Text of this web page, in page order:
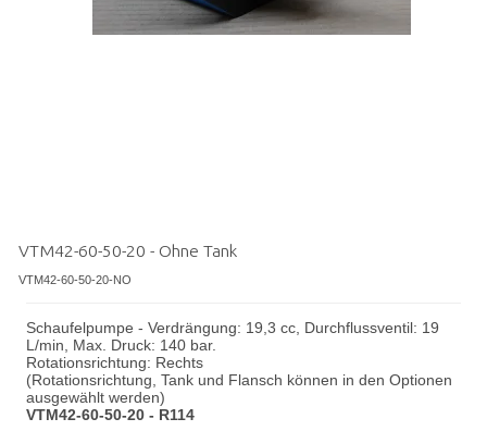
VTM42-60-50-20 - Ohne Tank
VTM42-60-50-20-NO
Schaufelpumpe - Verdrängung: 19,3 cc, Durchflussventil: 19
L/min, Max. Druck: 140 bar.
Rotationsrichtung: Rechts
(Rotationsrichtung, Tank und Flansch können in den Optionen
ausgewählt werden)
VTM42-60-50-20 - R114